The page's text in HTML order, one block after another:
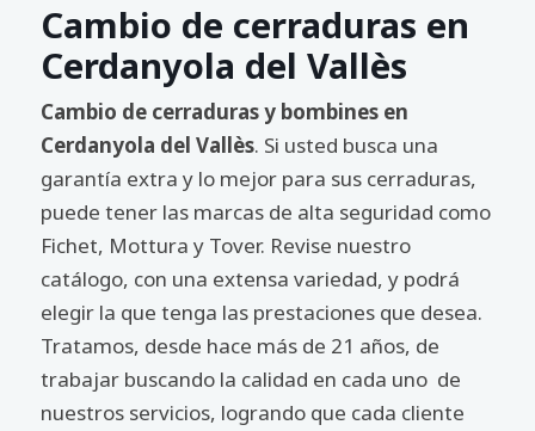
Cambio de cerraduras en
Cerdanyola del Vallès
Cambio de cerraduras y bombines en
Cerdanyola del Vallès. Si usted busca una
garantía extra y lo mejor para sus cerraduras,
puede tener las marcas de alta seguridad como
Fichet, Mottura y Tover. Revise nuestro
catálogo, con una extensa variedad, y podrá
elegir la que tenga las prestaciones que desea.
Tratamos, desde hace más de 21 años, de
trabajar buscando la calidad en cada uno de
nuestros servicios, logrando que cada cliente